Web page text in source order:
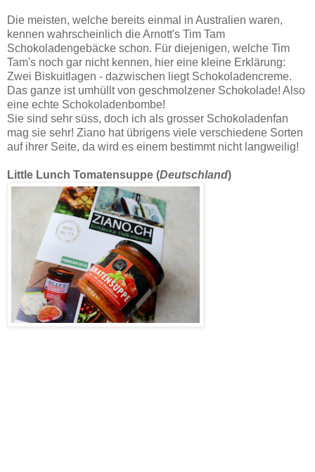
Die meisten, welche bereits einmal in Australien waren,
kennen wahrscheinlich die Arnott's Tim Tam
Schokoladengebäcke schon. Für diejenigen, welche Tim
Tam's noch gar nicht kennen, hier eine kleine Erklärung:
Zwei Biskuitlagen - dazwischen liegt Schokoladencreme.
Das ganze ist umhüllt von geschmolzener Schokolade! Also
eine echte Schokoladenbombe!
Sie sind sehr süss, doch ich als grosser Schokoladenfan
mag sie sehr! Ziano hat übrigens viele verschiedene Sorten
auf ihrer Seite, da wird es einem bestimmt nicht langweilig!
Little Lunch Tomatensuppe (Deutschland)